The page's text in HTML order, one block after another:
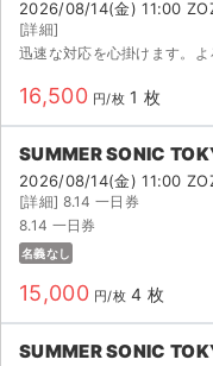
2026/08/14(金) 11:00
[詳細]
迅速な対応を心掛けます。よ
16,500 円/枚 1 枚
SUMMER SONIC
2026/08/14(金) 11:00
[詳細] 8.14 一日券
8.14 一日券
名義なし
15,000 円/枚 4 枚
SUMMER SONIC